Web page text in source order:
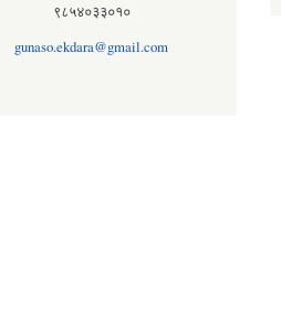
९८५४०३३०१०
gunaso.ekdara@gmail.com